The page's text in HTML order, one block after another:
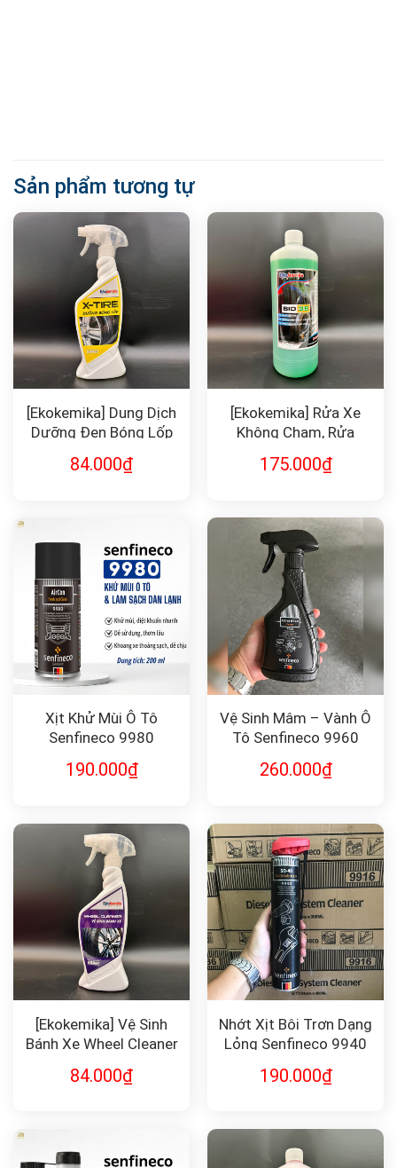
Sản phẩm tương tự
[Ekokemika] Dung Dịch
Dưỡng Đen Bóng Lốp
84.000₫
[Ekokemika] Rửa Xe
Không Chạm, Rửa
1L
175.000₫
Xịt Khử Mùi Ô Tô
Senfineco 9980
190.000₫
Vệ Sinh Mâm – Vành Ô
Tô Senfineco 9960
260.000₫
[Ekokemika] Vệ Sinh
Bánh Xe Wheel Cleaner
84.000₫
Nhớt Xịt Bôi Trơn Dạng
Lỏng Senfineco 9940
190.000₫